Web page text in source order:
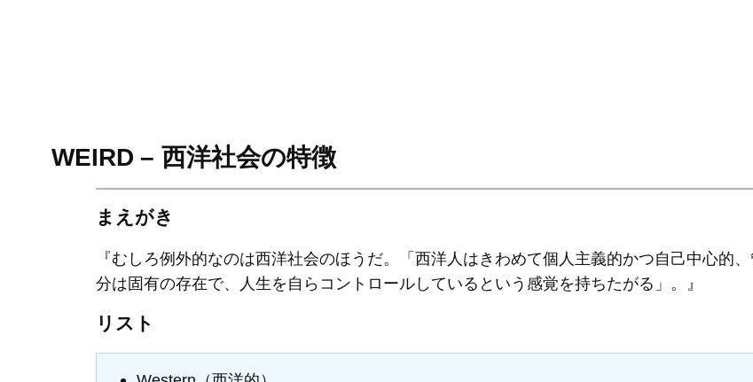
WEIRD – 西洋社会の特徴
まえがき
『むしろ例外的なのは西洋社会のほうだ。「西洋人はきわめて個人主義的かつ自己中心的
分は固有の存在で、人生を自らコントロールしているという感覚を持ちたがる」。』
リスト